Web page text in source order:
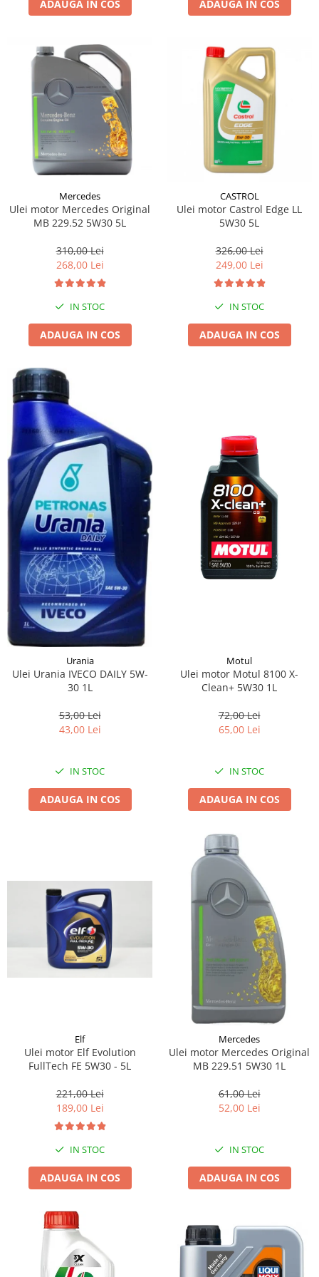
Lichid de frana
Filtre moto
Filtru combustibil
Buson golire ulei
Filtru ulei moto
Filtru aer moto
Intretinere si curatare filtre moto
Intretinere moto
Curatare moto
Covor moto
Genti bagaje moto
Suporti si placi prindere
ADAUGA IN COS ADAUGA IN COS
Mercedes
Ulei motor Mercedes Original
MB 229.52 5W30 5L
310,00 Lei
268,00 Lei
IN STOC
ADAUGA IN COS
CASTROL
Ulei motor Castrol Edge LL
5W30 5L
326,00 Lei
249,00 Lei
IN STOC
ADAUGA IN COS
Urania
Ulei Urania IVECO DAILY 5W-
30 1L
53,00 Lei
43,00 Lei
IN STOC
ADAUGA IN COS
Motul
Ulei motor Motul 8100 X-
Clean+ 5W30 1L
72,00 Lei
65,00 Lei
IN STOC
ADAUGA IN COS
Elf
Ulei motor Elf Evolution
FullTech FE 5W30 - 5L
221,00 Lei
189,00 Lei
IN STOC
ADAUGA IN COS
Mercedes
Ulei motor Mercedes Original
MB 229.51 5W30 1L
61,00 Lei
52,00 Lei
IN STOC
ADAUGA IN COS